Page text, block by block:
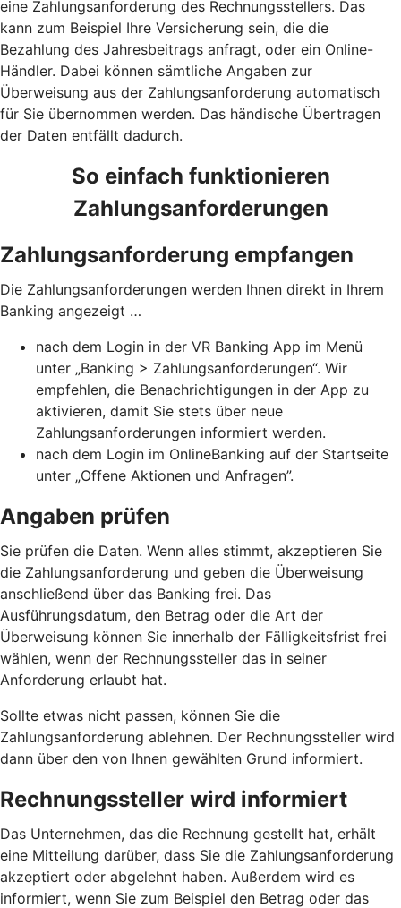
eine Zahlungsanforderung des Rechnungsstellers. Das
kann zum Beispiel Ihre Versicherung sein, die die
Bezahlung des Jahresbeitrags anfragt, oder ein Online-
Händler. Dabei können sämtliche Angaben zur
Überweisung aus der Zahlungsanforderung automatisch
für Sie übernommen werden. Das händische Übertragen
der Daten entfällt dadurch.
So einfach funktionieren
Zahlungsanforderungen
Zahlungsanforderung empfangen
Die Zahlungsanforderungen werden Ihnen direkt in Ihrem
Banking angezeigt …
nach dem Login in der VR Banking App im Menü
unter „Banking > Zahlungsanforderungen“. Wir
empfehlen, die Benachrichtigungen in der App zu
aktivieren, damit Sie stets über neue
Zahlungsanforderungen informiert werden.
nach dem Login im OnlineBanking auf der Startseite
unter „Offene Aktionen und Anfragen”.
Angaben prüfen
Sie prüfen die Daten. Wenn alles stimmt, akzeptieren Sie
die Zahlungsanforderung und geben die Überweisung
anschließend über das Banking frei. Das
Ausführungsdatum, den Betrag oder die Art der
Überweisung können Sie innerhalb der Fälligkeitsfrist frei
wählen, wenn der Rechnungssteller das in seiner
Anforderung erlaubt hat.
Sollte etwas nicht passen, können Sie die
Zahlungsanforderung ablehnen. Der Rechnungssteller wird
dann über den von Ihnen gewählten Grund informiert.
Rechnungssteller wird informiert
Das Unternehmen, das die Rechnung gestellt hat, erhält
eine Mitteilung darüber, dass Sie die Zahlungsanforderung
akzeptiert oder abgelehnt haben. Außerdem wird es
informiert, wenn Sie zum Beispiel den Betrag oder das